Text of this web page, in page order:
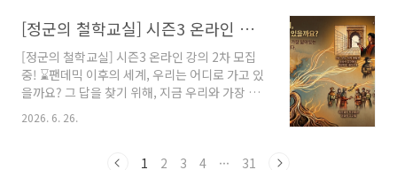
절대 놓치지 마세요! 격동기의 역사와 철학을..
어달쯤 된 것 같다). 그렇다고 해서 음악 자체를
아예 듣지 않는 것은 아니다. 세미나나 강의를 하
러 가는 길이면, 꼭 이어폰을 챙겨서 가곤 하니까.
그리고 그 외에 집에서 자전거를 탈 때에도 꼭 음
악을 듣는다. 나는 매년 봄부터 겨울 초입까지 꽤
진지하게 ‘집에서’ 자전거를 탄다. 물론 사정이 허
[정군의 철학교실] 시즌3 온라인 강의 2차 모집 중! ⌛
[정군의 철학교실] 시즌3 온라인 강의 2차 모집
중! ⌛팬데믹 이후의 세계, 우리는 어디로 가고 있
을까요? 그 답을 찾기 위해, 지금 우리와 가장 닮
이 바꾼 인구 구조, 원근법의 탄생, 표준화된 교과
사회를 지탱하는 거대한 연결망의 씨앗들이 어떻
2026. 6. 26.
1 2 3 4 ··· 31